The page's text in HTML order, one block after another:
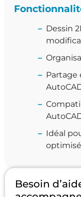
Dessin
Partage
Idéal
Besoin